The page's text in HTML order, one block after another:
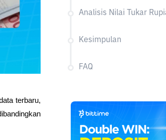
terbaru,
Analisis Nilai Tukar
Kesimpulan
FAQ